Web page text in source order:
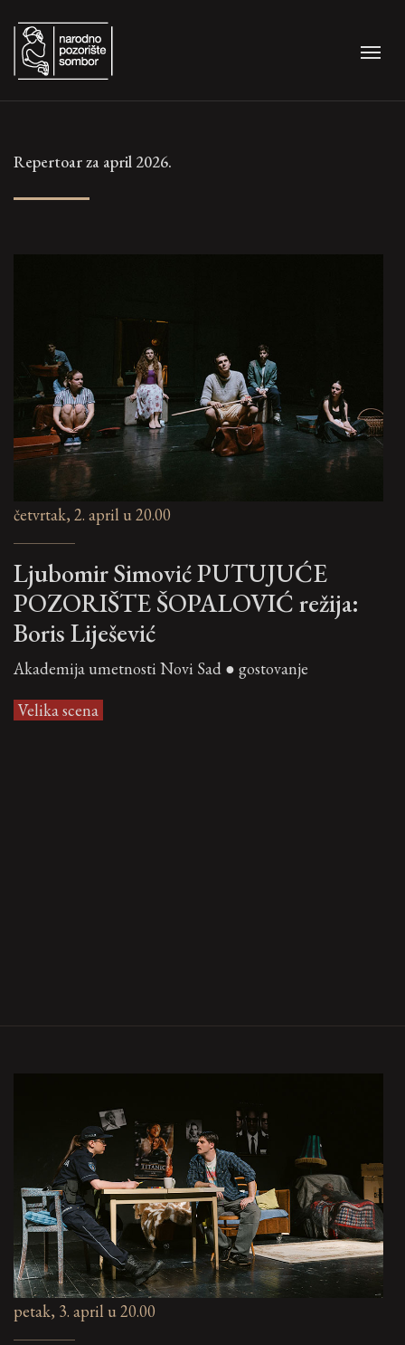
Repertoar za april 2026.
četvrtak, 2. april u 20.00
Ljubomir Simović PUTUJUĆE
POZORIŠTE ŠOPALOVIĆ režija:
Boris Liješević
Akademija umetnosti Novi Sad ● gostovanje
Velika scena
petak, 3. april u 20.00